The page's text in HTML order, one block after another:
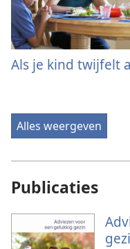
Als je kind twijfelt
Alles weergeven
Publicaties